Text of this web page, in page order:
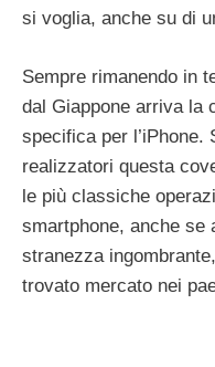
si voglia, anche su di
Sempre rimanendo in
dal Giappone arriva la
specifica per l’iPhone.
realizzatori questa
le più classiche
smartphone, anche se
stranezza
trovato mercato nei